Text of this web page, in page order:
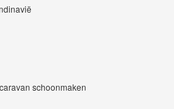
schoonmaken